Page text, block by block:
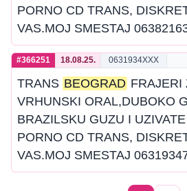
PORNO CD TRANS,
VAS.MOJ SMESTAJ
#366251 18.08.25. 0631934XXX
TRANS BEOGRAD FRAJERI
VRHUNSKI ORAL,DUBOKO
BRAZILSKU GUZU I
PORNO CD TRANS,
VAS.MOJ SMESTAJ